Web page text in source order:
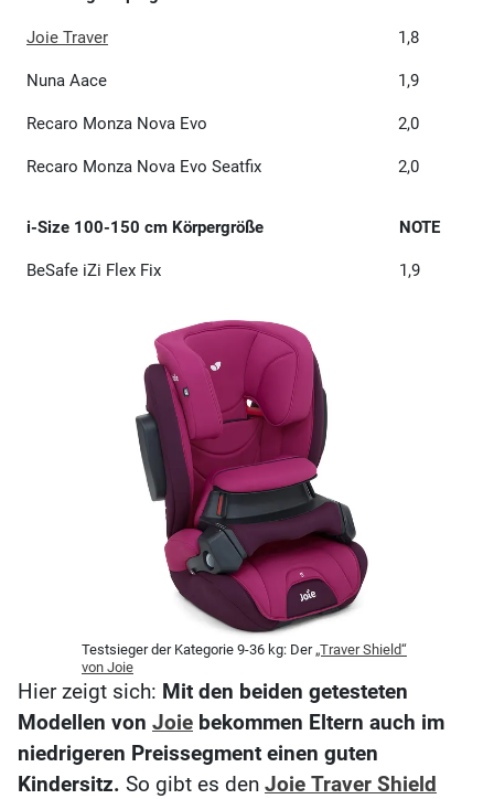
Joie Traver 1,8
Nuna Aace 1,9
Recaro Monza Nova Evo 2,0
Recaro Monza Nova Evo Seatfix 2,0
i-Size 100-150 cm Körpergröße NOTE
BeSafe iZi Flex Fix 1,9
Testsieger der Kategorie 9-36 kg: Der„Traver Shield“
von Joie
Hier zeigt sich: Mit den beiden getesteten
Modellen von Joie bekommen Eltern auch im
niedrigeren Preissegment einen guten
Kindersitz. So gibt es den Joie Traver Shield